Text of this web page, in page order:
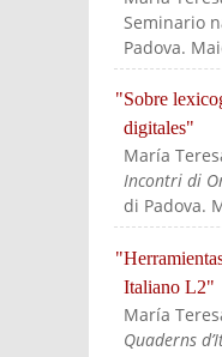
Seminario
Padova.
"Sobre
digitales"
María
Incontri di
di Padova.
Italiano L2"
María
Quaderns